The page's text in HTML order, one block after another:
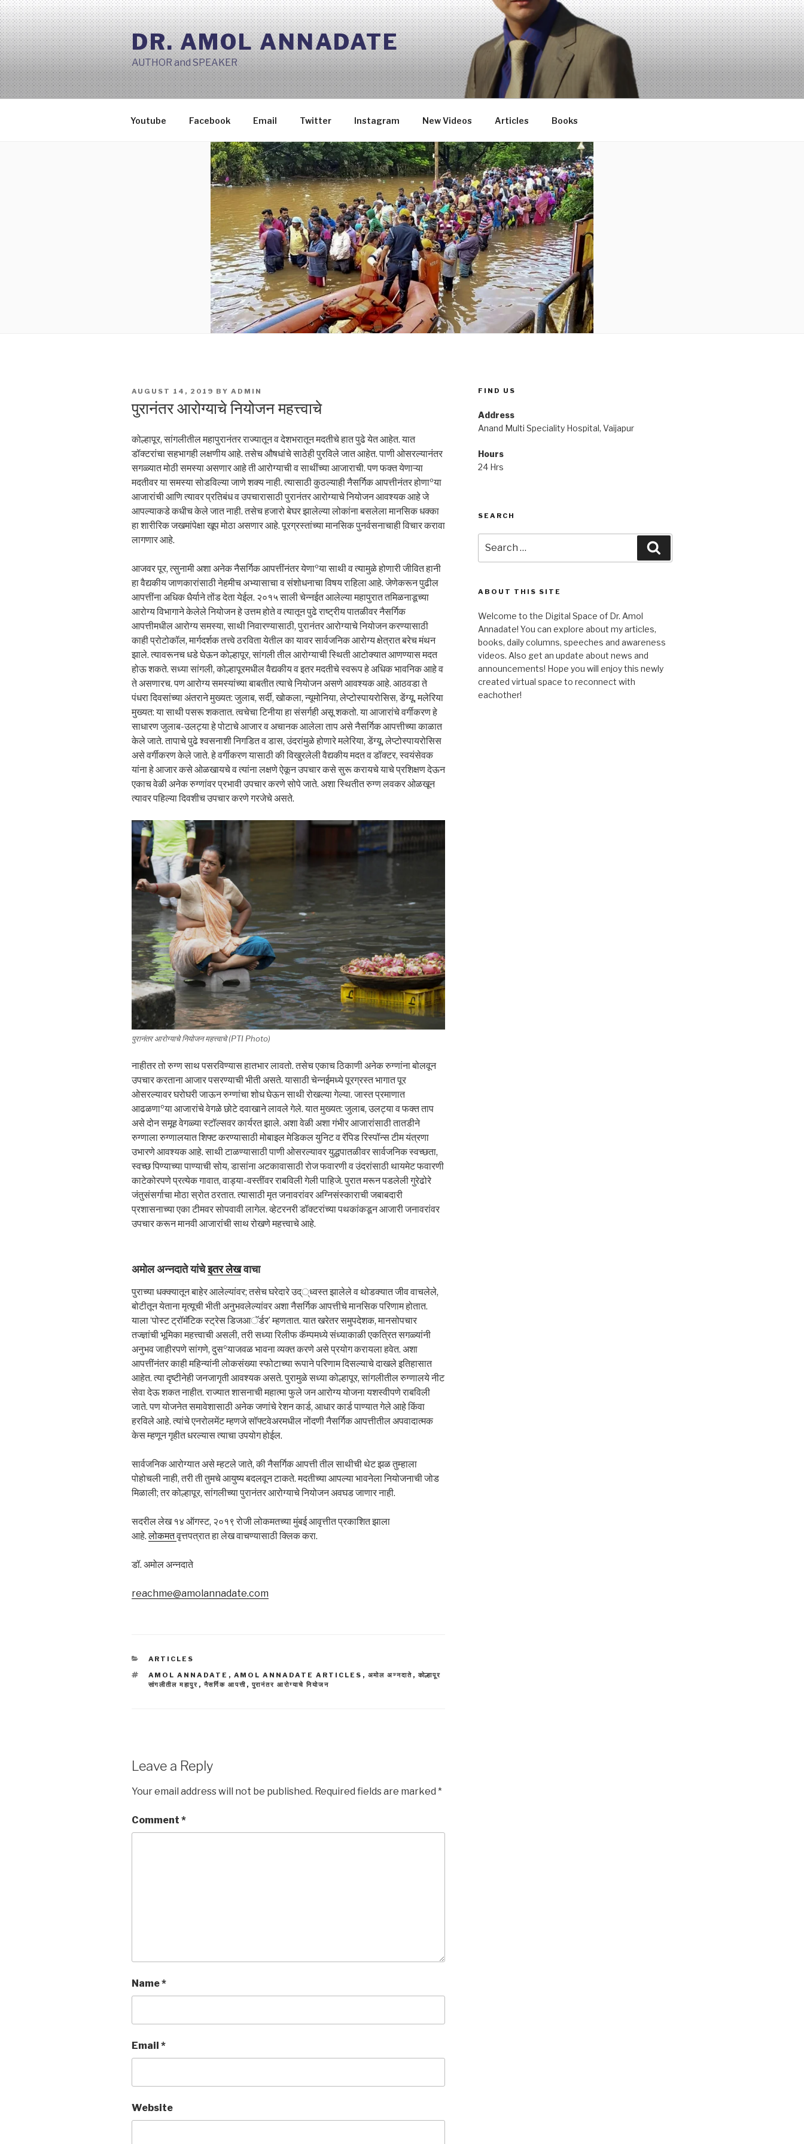
Skip
to
content
DR. AMOL ANNADATE
AUTHOR and SPEAKER
Youtube Facebook Email Twitter Instagram New Videos Articles Books
POSTED
AUGUST 14, 2019 BY ADMIN
पुरानंतर आरोग्याचे नियोजन महत्त्वाचे
कोल्हापूर, सांगलीतील महापुरानंतर राज्यातून व देशभरातून मदतीचे हात पुढे येत आहेत. यात
डॉक्टरांचा सहभागही लक्षणीय आहे. तसेच औषधांचे साठेही पुरविले जात आहेत. पाणी ओसरल्यानंतर
सगळ्यात मोठी समस्या असणार आहे ती आरोग्याची व साथींच्या आजाराची. पण फक्त येणाऱ्या
मदतीवर या समस्या सोडविल्या जाणे शक्य नाही. त्यासाठी कुठल्याही नैसर्गिक आपत्तीनंतर होणाºया
आजारांची आणि त्यावर प्रतिबंध व उपचारासाठी पुरानंतर आरोग्याचे नियोजन आवश्यक आहे जे
आपल्याकडे कधीच केले जात नाही. तसेच हजारो बेघर झालेल्या लोकांना बसलेला मानसिक धक्का
हा शारीरिक जखमांपेक्षा खूप मोठा असणार आहे. पूरग्रस्तांच्या मानसिक पुनर्वसनाचाही विचार करावा
लागणार आहे.
आजवर पूर, त्सुनामी अशा अनेक नैसर्गिक आपत्तींनंतर येणाºया साथी व त्यामुळे होणारी जीवित हानी
हा वैद्यकीय जाणकारांसाठी नेहमीच अभ्यासाचा व संशोधनाचा विषय राहिला आहे. जेणेकरून पुढील
आपत्तींना अधिक धैर्याने तोंड देता येईल. २०१५ साली चेन्नईत आलेल्या महापुरात तमिळनाडूच्या
आरोग्य विभागाने केलेले नियोजन हे उत्तम होते व त्यातून पुढे राष्ट्रीय पातळीवर नैसर्गिक
आपत्तीमधील आरोग्य समस्या, साथी निवारण्यासाठी, पुरानंतर आरोग्याचे नियोजन करण्यासाठी
काही प्रोटोकॉल, मार्गदर्शक तत्त्वे ठरविता येतील का यावर सार्वजनिक आरोग्य क्षेत्रात बरेच मंथन
झाले. त्यावरूनच धडे घेऊन कोल्हापूर, सांगली तील आरोग्याची स्थिती आटोक्यात आणण्यास मदत
होऊ शकते. सध्या सांगली, कोल्हापूरमधील वैद्यकीय व इतर मदतीचे स्वरूप हे अधिक भावनिक आहे व
ते असणारच. पण आरोग्य समस्यांच्या बाबतीत त्याचे नियोजन असणे आवश्यक आहे. आठवडा ते
पंधरा दिवसांच्या अंतराने मुख्यत: जुलाब, सर्दी, खोकला, न्यूमोनिया, लेप्टोस्पायरोसिस, डेंग्यू, मलेरिया
मुख्यत: या साथी पसरू शकतात. त्वचेचा टिनीया हा संसर्गही असू शकतो. या आजारांचे वर्गीकरण हे
साधारण जुलाब-उलट्या हे पोटाचे आजार व अचानक आलेला ताप असे नैसर्गिक आपत्तीच्या काळात
केले जाते. तापाचे पुढे श्वसनाशी निगडित व डास, उंदरांमुळे होणारे मलेरिया, डेंग्यू, लेप्टोस्पायरोसिस
असे वर्गीकरण केले जाते. हे वर्गीकरण यासाठी की विखुरलेली वैद्यकीय मदत व डॉक्टर, स्वयंसेवक
यांना हे आजार कसे ओळखायचे व त्यांना लक्षणे ऐकून उपचार कसे सुरू करायचे याचे प्रशिक्षण देऊन
एकाच वेळी अनेक रुग्णांवर प्रभावी उपचार करणे सोपे जाते. अशा स्थितीत रुग्ण लवकर ओळखून
त्यावर पहिल्या दिवशीच उपचार करणे गरजेचे असते.
पुरानंतर आरोग्याचे नियोजन महत्त्वाचे (PTI Photo)
नाहीतर तो रुग्ण साथ पसरविण्यास हातभार लावतो. तसेच एकाच ठिकाणी अनेक रुग्णांना बोलवून
उपचार करताना आजार पसरण्याची भीती असते. यासाठी चेन्नईमध्ये पूरग्रस्त भागात पूर
ओसरल्यावर घरोघरी जाऊन रुग्णांचा शोध घेऊन साथी रोखल्या गेल्या. जास्त प्रमाणात
आढळणाºया आजारांचे वेगळे छोटे दवाखाने लावले गेले. यात मुख्यत: जुलाब, उलट्या व फक्त ताप
असे दोन समूह वेगळ्या स्टॉल्सवर कार्यरत झाले. अशा वेळी अशा गंभीर आजारांसाठी तातडीने
रुग्णाला रुग्णालयात शिफ्ट करण्यासाठी मोबाइल मेडिकल युनिट व रॅपिड रिस्पॉन्स टीम यंत्रणा
उभारणे आवश्यक आहे. साथी टाळण्यासाठी पाणी ओसरल्यावर युद्धपातळीवर सार्वजनिक स्वच्छता,
स्वच्छ पिण्याच्या पाण्याची सोय, डासांना अटकावासाठी रोज फवारणी व उंदरांसाठी थायमेट फवारणी
काटेकोरपणे प्रत्येक गावात, वाड्या-वस्तींवर राबविली गेली पाहिजे. पुरात मरून पडलेली गुरेढोरे
जंतुसंसर्गाचा मोठा स्रोत ठरतात. त्यासाठी मृत जनावरांवर अग्निसंस्काराची जबाबदारी
प्रशासनाच्या एका टीमवर सोपवावी लागेल. व्हेटरनरी डॉक्टरांच्या पथकांकडून आजारी जनावरांवर
उपचार करून मानवी आजारांची साथ रोखणे महत्त्वाचे आहे.
अमोल अन्नदाते यांचेइतर लेखवाचा
पुराच्या धक्क्यातून बाहेर आलेल्यांवर; तसेच घरेदारे उद््ध्वस्त झालेले व थोडक्यात जीव वाचलेले,
बोटीतून येताना मृत्यूची भीती अनुभवलेल्यांवर अशा नैसर्गिक आपत्तीचे मानसिक परिणाम होतात.
याला ‘पोस्ट ट्रॉमॅटिक स्ट्रेस डिजआॅर्डर’ म्हणतात. यात खरेतर समुपदेशक, मानसोपचार
तज्ज्ञांची भूमिका महत्त्वाची असली, तरी सध्या रिलीफ कॅम्पमध्ये संध्याकाळी एकत्रित सगळ्यांनी
अनुभव जाहीरपणे सांगणे, दुसºयाजवळ भावना व्यक्त करणे असे प्रयोग करायला हवेत. अशा
आपत्तींनंतर काही महिन्यांनी लोकसंख्या स्फोटाच्या रूपाने परिणाम दिसल्याचे दाखले इतिहासात
आहेत. त्या दृष्टीनेही जनजागृती आवश्यक असते. पुरामुळे सध्या कोल्हापूर, सांगलीतील रुग्णालये नीट
सेवा देऊ शकत नाहीत. राज्यात शासनाची महात्मा फुले जन आरोग्य योजना यशस्वीपणे राबविली
जाते. पण योजनेत समावेशासाठी अनेक जणांचे रेशन कार्ड, आधार कार्ड पाण्यात गेले आहे किंवा
हरविले आहे. त्यांचे एनरोलमेंट म्हणजे सॉफ्टवेअरमधील नोंदणी नैसर्गिक आपत्तीतील अपवादात्मक
केस म्हणून गृहीत धरल्यास त्याचा उपयोग होईल.
सार्वजनिक आरोग्यात असे म्हटले जाते, की नैसर्गिक आपत्ती तील साथीची थेट झळ तुम्हाला
पोहोचली नाही, तरी ती तुमचे आयुष्य बदलवून टाकते. मदतीच्या आपल्या भावनेला नियोजनाची जोड
मिळाली; तर कोल्हापूर, सांगलीच्या पुरानंतर आरोग्याचे नियोजन अवघड जाणार नाही.
सदरील लेख १४ ऑगस्ट, २०१९ रोजी लोकमतच्या मुंबई आवृत्तीत प्रकाशित झाला
आहे.लोकमतवृत्तपत्रात हा लेख वाचण्यासाठी क्लिक करा.
डॉ. अमोल अन्नदाते
reachme@amolannadate.com
CATEGORIES
ARTICLES
TAGS
AMOL ANNADATE , AMOL ANNADATE ARTICLES , अमोल अन्नदाते , कोल्हापूर
सांगलीतील महापुर , नैसर्गिक आपत्ती , पुरानंतर आरोग्याचे नियोजन
Leave a Reply
Your email address will not be published. Required fields are marked *
Comment *
Name*
Email *
Website
FIND US
Address
Anand Multi Speciality Hospital, Vaijapur
Hours
24 Hrs
SEARCH
for:
ABOUT THIS SITE
Welcome to the Digital Space of Dr. Amol
Annadate! You can explore about my articles,
books, daily columns, speeches and awareness
videos. Also get an update about news and
announcements! Hope you will enjoy this newly
created virtual space to reconnect with
eachother!